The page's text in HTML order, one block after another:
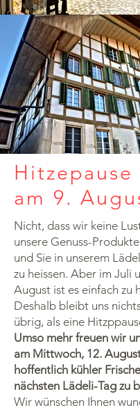
Hitzepause
am 9.
Nicht, dass wir keine
unsere Genuss-
und Sie in unserem
zu heissen. Aber im Juli
August ist es einfach zu
Deshalb bleibt uns
übrig, als eine
Umso mehr freuen wir
am Mittwoch, 12.
hoffentlich kühler
nächsten Lädeli-Tag zu
Wir wünschen Ihnen